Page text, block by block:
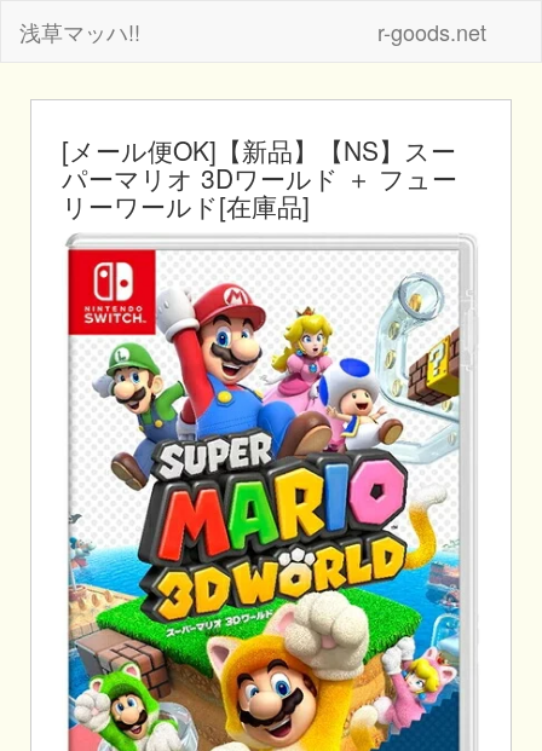
浅草マッハ!! r-goods.net
[メール便OK]【新品】【NS】スー
パーマリオ 3Dワールド ＋ フュー
リーワールド[在庫品]